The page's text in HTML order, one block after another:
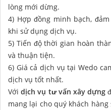
lòng mới dừng.
4) Hợp đồng minh bạch,
khi sử dụng dịch vụ.
5) Tiến độ thời gian hoàn
và thuận tiện.
6) Giá cả dịch vụ tại Wedo
dịch vụ tốt nhất.
Vớidịch vụ tư vấn xây dựng
mang lại cho quý khách